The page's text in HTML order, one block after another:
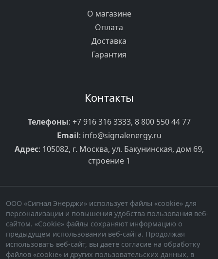
О магазине
Оплата
Доставка
Гарантия
Контакты
Телефоны: +7 916 316 3333, 8 800 550 44 77
Email: info@signalenergy.ru
Адрес: 105082, г. Москва, ул. Бакунинская, дом 69,
строение 1
ООО «Сигнал Энерджи» использует файлы «cookie» для
персонализации и повышения удобства пользования веб-
сайтом. «Cookie» файлы сохраняют информацию о
предыдущем использовании веб-сайта. Продолжая
использовать веб-сайт, вы даете согласие на обработку
файлов «cookie» и других пользовательских данных, в